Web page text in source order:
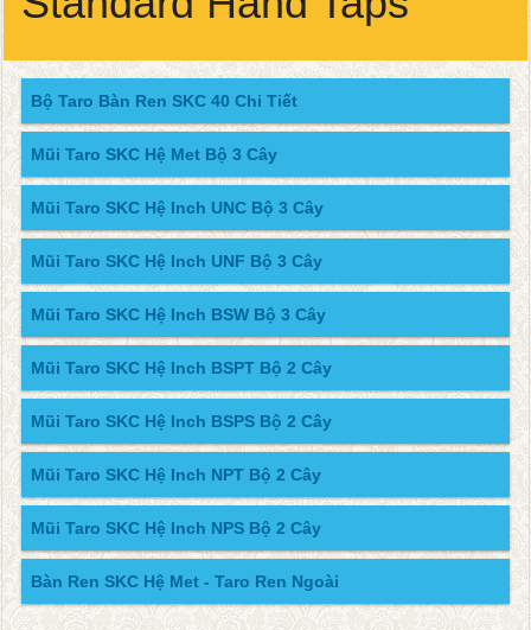
Bộ Taro Bàn Ren SKC 40 Chi Tiết
Mũi Taro SKC Hệ Met Bộ 3 Cây
Mũi Taro SKC Hệ Inch UNC Bộ 3 Cây
Mũi Taro SKC Hệ Inch UNF Bộ 3 Cây
Mũi Taro SKC Hệ Inch BSW Bộ 3 Cây
Mũi Taro SKC Hệ Inch BSPT Bộ 2 Cây
Mũi Taro SKC Hệ Inch BSPS Bộ 2 Cây
Mũi Taro SKC Hệ Inch NPT Bộ 2 Cây
Mũi Taro SKC Hệ Inch NPS Bộ 2 Cây
Bàn Ren SKC Hệ Met - Taro Ren Ngoài